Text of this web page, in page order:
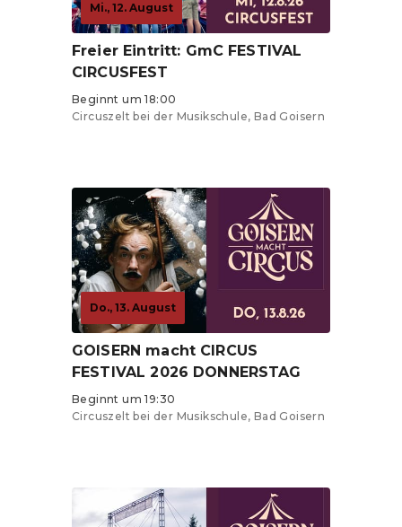
Mi., 12. August
Freier Eintritt: GmC FESTIVAL
CIRCUSFEST
Beginnt um 18:00
Circuszelt bei der Musikschule, Bad Goisern
Do., 13. August
GOISERN macht CIRCUS
FESTIVAL 2026 DONNERSTAG
Beginnt um 19:30
Circuszelt bei der Musikschule, Bad Goisern